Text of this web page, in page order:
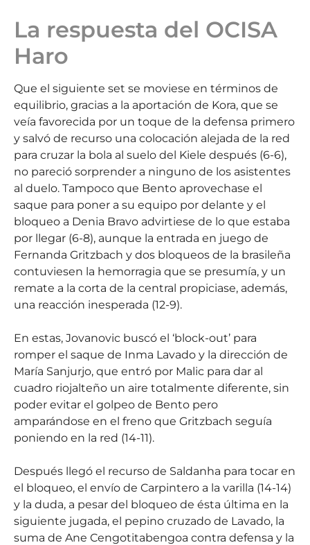
La respuesta del OCISA
Haro
Que el siguiente set se moviese en términos de
equilibrio, gracias a la aportación de Kora, que se
veía favorecida por un toque de la defensa primero
y salvó de recurso una colocación alejada de la red
para cruzar la bola al suelo del Kiele después (6-6),
no pareció sorprender a ninguno de los asistentes
al duelo. Tampoco que Bento aprovechase el
saque para poner a su equipo por delante y el
bloqueo a Denia Bravo advirtiese de lo que estaba
por llegar (6-8), aunque la entrada en juego de
Fernanda Gritzbach y dos bloqueos de la brasileña
contuviesen la hemorragia que se presumía, y un
remate a la corta de la central propiciase, además,
una reacción inesperada (12-9).
En estas, Jovanovic buscó el ‘block-out’ para
romper el saque de Inma Lavado y la dirección de
María Sanjurjo, que entró por Malic para dar al
cuadro riojalteño un aire totalmente diferente, sin
poder evitar el golpeo de Bento pero
amparándose en el freno que Gritzbach seguía
poniendo en la red (14-11).
Después llegó el recurso de Saldanha para tocar en
el bloqueo, el envío de Carpintero a la varilla (14-14)
y la duda, a pesar del bloqueo de ésta última en la
siguiente jugada, el pepino cruzado de Lavado, la
suma de Ane Cengotitabengoa contra defensa y la